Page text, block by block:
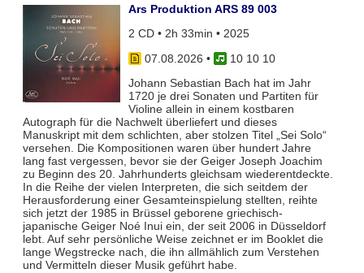
Ars Produktion ARS 89 003
2 CD • 2h 33min • 2025
07.08.2026 •
10 10 10
Johann Sebastian Bach hat im Jahr
1720 je drei Sonaten und Partiten für
Violine allein in einem kostbaren
Autograph für die Nachwelt überliefert und dieses
Manuskript mit dem schlichten, aber stolzen Titel „Sei Solo“
versehen. Die Kompositionen waren über hundert Jahre
lang fast vergessen, bevor sie der Geiger Joseph Joachim
zu Beginn des 20. Jahrhunderts gleichsam wiederentdeckte.
In die Reihe der vielen Interpreten, die sich seitdem der
Herausforderung einer Gesamteinspielung stellten, reihte
sich jetzt der 1985 in Brüssel geborene griechisch-
japanische Geiger Noé Inui ein, der seit 2006 in Düsseldorf
lebt. Auf sehr persönliche Weise zeichnet er im Booklet die
lange Wegstrecke nach, die ihn allmählich zum Verstehen
und Vermitteln dieser Musik geführt habe.